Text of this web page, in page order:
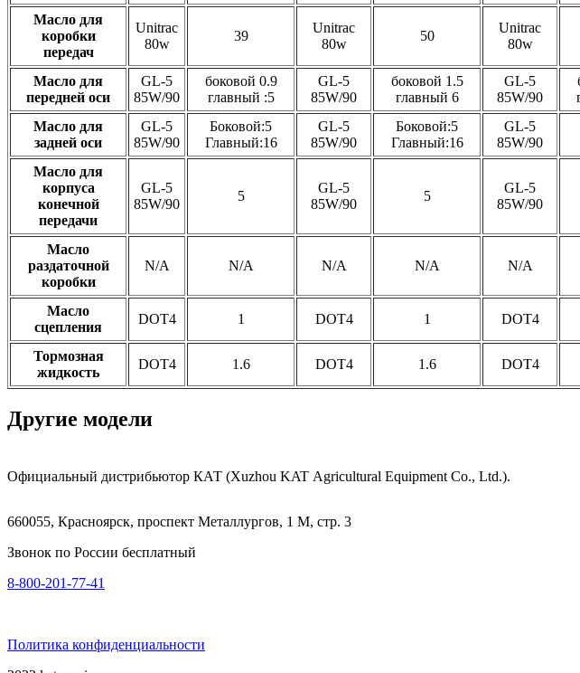
Масло для
коробки
передач
Unitrac
80w
39
Unitrac
80w
50
Unitrac
80w
Масло для
передней оси
GL-5
85W/90
боковой 0.9
главный :5
GL-5
85W/90
боковой 1.5
главный 6
GL-5
85W/90
Масло для
задней оси
GL-5
85W/90
Боковой:5
Главный:16
GL-5
85W/90
Боковой:5
Главный:16
GL-5
85W/90
Масло для
корпуса
конечной
передачи
GL-5
85W/90
5
GL-5
85W/90
5
GL-5
85W/90
Масло
раздаточной
коробки
N/A N/A N/A N/A N/A
Масло
сцепления
DOT4 1 DOT4 1 DOT4
Тормозная
жидкость
DOT4 1.6 DOT4 1.6 DOT4
Другие модели
Мощность двигателя (л. с.)
350
Тип привода
4x4
Вес общий (кг)
13600
Подробнее
Мощность двигателя (л. с.)
240
Тип привода
4×4
Вес общий (кг)
9352
Подробнее
Мощность двигателя (л. с.)
160
Тип привода
4×4
Вес общий (кг)
6260
Подробнее
Мощность двигателя (л. с.)
360
Тип привода
4×4
Вес общий (кг)
18630
Подробнее
Официальный дистрибьютор КАТ (Xuzhou KAT Agricultural Equipment Co., Ltd.).
660055, Красноярск, проспект Металлургов, 1 М, стр. 3
Звонок по России бесплатный
8-800-201-77-41
Политика конфиденциальности